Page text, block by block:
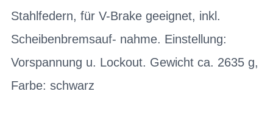
Stahlfedern, für V-Brake geeignet, inkl.
Scheibenbremsauf- nahme. Einstellung:
Vorspannung u. Lockout. Gewicht ca. 2635 g,
Farbe: schwarz